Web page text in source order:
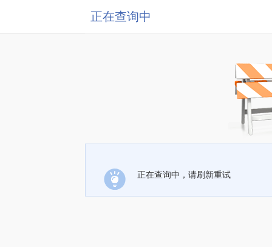
正在查询中
正在查询中，请刷新重试